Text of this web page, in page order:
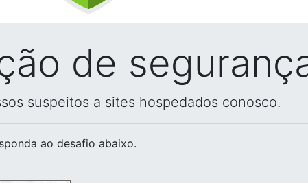
de
suspeitos a sites hospedados conosco.
ao desafio abaixo.